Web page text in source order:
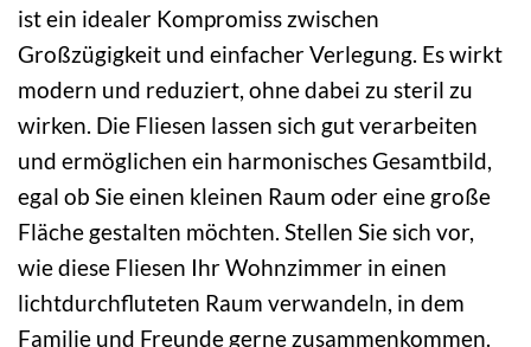
ist ein idealer Kompromiss zwischen
Großzügigkeit und einfacher Verlegung. Es wirkt
modern und reduziert, ohne dabei zu steril zu
wirken. Die Fliesen lassen sich gut verarbeiten
und ermöglichen ein harmonisches Gesamtbild,
egal ob Sie einen kleinen Raum oder eine große
Fläche gestalten möchten. Stellen Sie sich vor,
wie diese Fliesen Ihr Wohnzimmer in einen
lichtdurchfluteten Raum verwandeln, in dem
Familie und Freunde gerne zusammenkommen.